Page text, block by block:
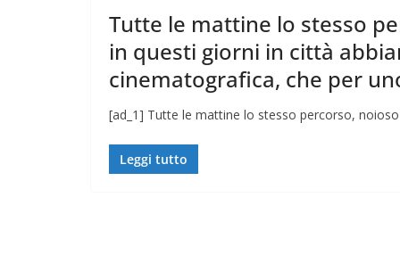
Tutte le mattine lo stesso
in questi giorni in città
cinematografica, che per
[ad_1] Tutte le mattine lo stesso percorso,
Leggi tutto